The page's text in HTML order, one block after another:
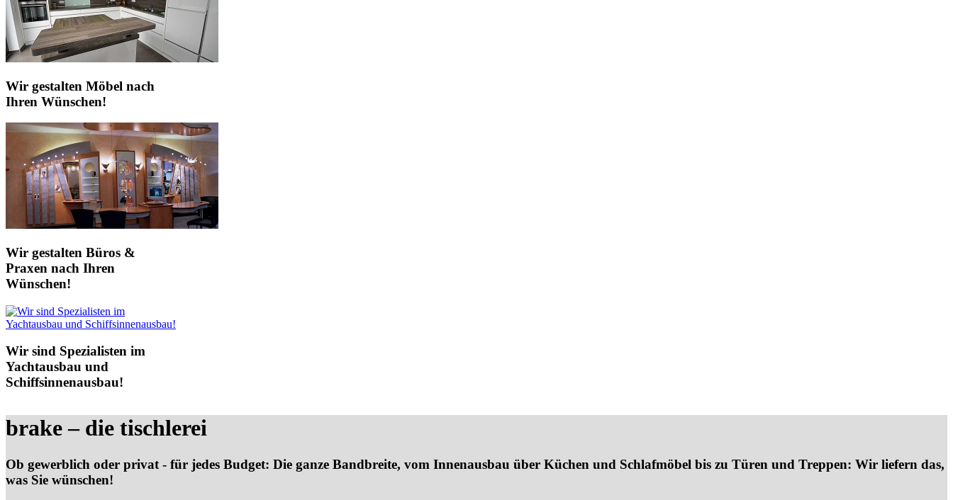
Wir gestalten Möbel nach
Ihren Wünschen!
Wir gestalten Büros &
Praxen nach Ihren
Wünschen!
Wir sind Spezialisten im
Yachtausbau und
Schiffsinnenausbau!
brake – die tischlerei
Ob gewerblich oder privat - für jedes Budget: Die ganze Bandbreite, vom Innenausbau über Küchen und Schlafmöbel bis zu Türen und Treppen: Wir liefern das,
was Sie wünschen!